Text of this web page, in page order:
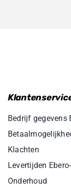
Bedrijf gegevens
Klachten
Levertijden
Onderhoud